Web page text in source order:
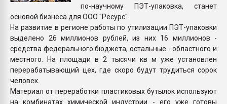
по-научному ПЭТ-упаковка, станет
основой бизнеса для ООО "Ресурс".
На развитие в регионе работы по утилизации ПЭТ-упаковки
выделено 26 миллионов рублей, из них 16 миллионов -
средства федерального бюджета, остальные - областного и
местного. На площади в 2 тысячи кв м уже установлен
перерабатывающий цех, где скоро будут трудиться сорок
человек.
Материал от переработки пластиковых бутылок используют
на комбинатах химической индустрии - его уже готовы